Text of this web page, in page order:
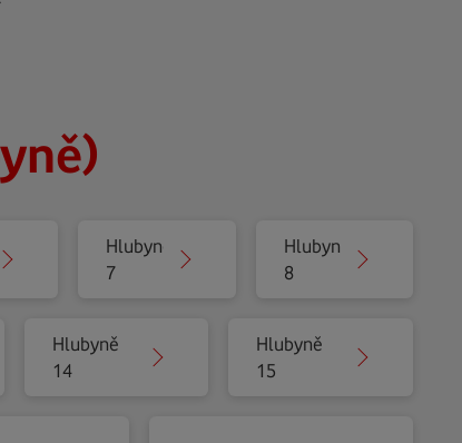
Hlubyně
7
Hlubyně
8
Hlubyně
14
Hlubyně
15